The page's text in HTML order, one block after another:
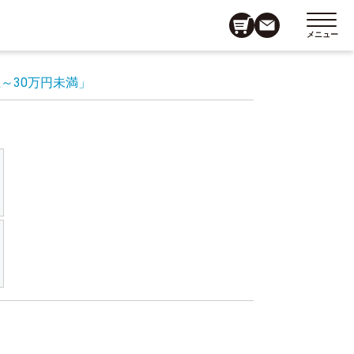
メニュー
30万円未満」